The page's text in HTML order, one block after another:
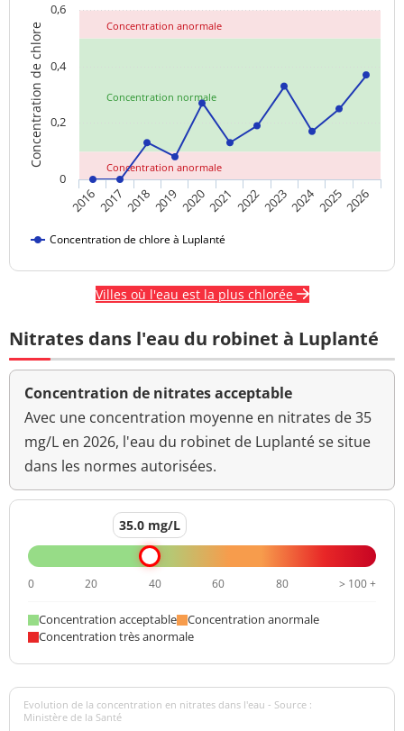
Concentration normale
Concentration anormale
Concentration anormale
Concentration de chlore
Concentration de chlore à Luplanté
20162017 2018201920202021 20222023202420252026
0
0,2
0,4
0,6
Villes où l'eau est la plus chlorée
Nitrates dans l'eau du robinet à Luplanté
Concentration de nitrates acceptable
Avec une concentration moyenne en nitrates de 35
mg/L en 2026, l'eau du robinet de Luplanté se situe
dans les normes autorisées.
35.0 mg/L
0 20 40 60 80 > 100 +
Concentration acceptable
Concentration anormale
Concentration très anormale
Evolution de la concentration en nitrates dans l'eau - Source :
Ministère de la Santé